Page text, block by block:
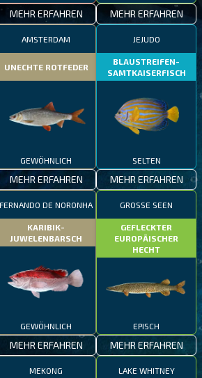
MEHR ERFAHREN MEHR ERFAHREN
AMSTERDAM
UNECHTE ROTFEDER
GEWÖHNLICH
MEHR ERFAHREN
JEJUDO
BLAUSTREIFEN-
SAMTKAISERFISCH
SELTEN
MEHR ERFAHREN
FERNANDO DE NORONHA
KARIBIK-
JUWELENBARSCH
GEWÖHNLICH
MEHR ERFAHREN
GROSSE SEEN
GEFLECKTER
EUROPÄISCHER
HECHT
EPISCH
MEHR ERFAHREN
MEKONG LAKE WHITNEY